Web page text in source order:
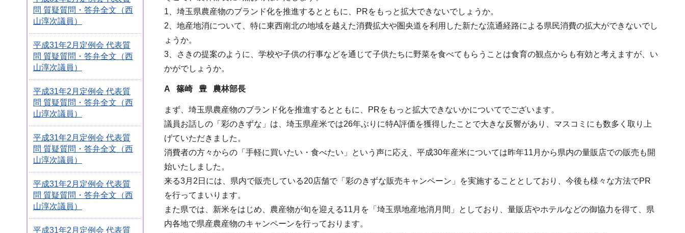
問 質疑質問・答弁全文（西
山淳次議員）
平成31年2月定例会 代表質
問 質疑質問・答弁全文（西
山淳次議員）
平成31年2月定例会 代表質
問 質疑質問・答弁全文（西
山淳次議員）
平成31年2月定例会 代表質
問 質疑質問・答弁全文（西
山淳次議員）
平成31年2月定例会 代表質
問 質疑質問・答弁全文（西
山淳次議員）
平成31年2月定例会 代表質
1、埼玉県農産物のブランド化を推進するとともに、PRをもっと拡大できないでしょうか。
2、地産地消について、特に東西南北の地域を越えた消費拡大や圏央道を利用した新たな流通経路による県民消費の拡大ができないでし
ょうか。
3、さきの提案のように、学校や子供の行事などを通じて子供たちに野菜を食べてもらうことは食育の観点からも有効と考えますが、い
かがでしょうか。
A 篠崎 豊 農林部長
まず、埼玉県農産物のブランド化を推進するとともに、PRをもっと拡大できないかについてでございます。
議員お話しの「彩のきずな」は、埼玉県産米では26年ぶりに特A評価を獲得したことで大きな反響があり、マスコミにも数多く取り上
げていただきました。
消費者の方々からの「手軽に買いたい・食べたい」という声に応え、平成30年産米については昨年11月から県内の量販店での販売も開
始いたしました。
来る3月2日には、県内で販売している20店舗で「彩のきずな販売キャンペーン」を実施することとしており、今後も様々な方法でPR
を行ってまいります。
また県では、新米をはじめ、農産物が旬を迎える11月を「埼玉県地産地消月間」としており、量販店やホテルなどの御協力を得て、県
内各地で県産農産物のキャンペーンを行っております。